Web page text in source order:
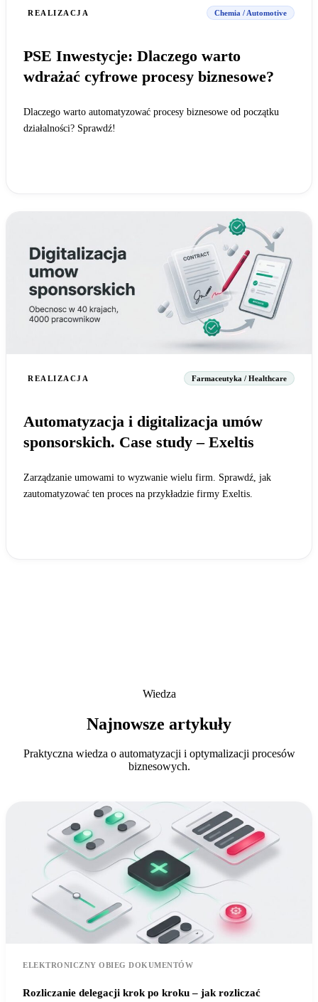
REALIZACJA Chemia / Automotive
PSE Inwestycje: Dlaczego warto
wdrażać cyfrowe procesy biznesowe?
Dlaczego warto automatyzować procesy biznesowe od początku
działalności? Sprawdź!
REALIZACJA Farmaceutyka / Healthcare
Automatyzacja i digitalizacja umów
sponsorskich. Case study – Exeltis
Zarządzanie umowami to wyzwanie wielu firm. Sprawdź, jak
zautomatyzować ten proces na przykładzie firmy Exeltis.
Wiedza
Najnowsze artykuły
Praktyczna wiedza o automatyzacji i optymalizacji procesów
biznesowych.
ELEKTRONICZNY OBIEG DOKUMENTÓW
Rozliczanie delegacji krok po kroku – jak rozliczać